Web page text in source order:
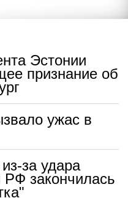
Эстонии
признание об
ужас в
за удара
закончилась